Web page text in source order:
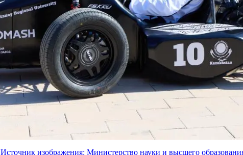
Источник изображения: Министерство науки и высшего